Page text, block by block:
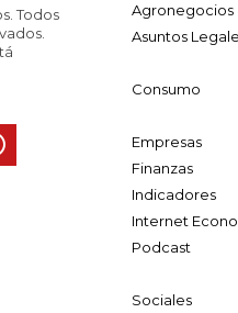
Todos
Agronegocios
Asuntos
Consumo
Empresas
Finanzas
Indicadores
Internet
Podcast
Sociales